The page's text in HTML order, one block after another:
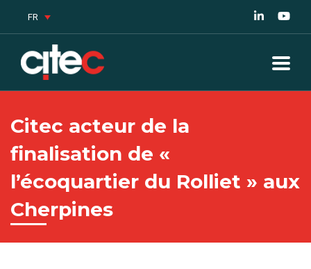
FR
Citec acteur de la
finalisation de «
l’écoquartier du Rolliet » aux
Cherpines